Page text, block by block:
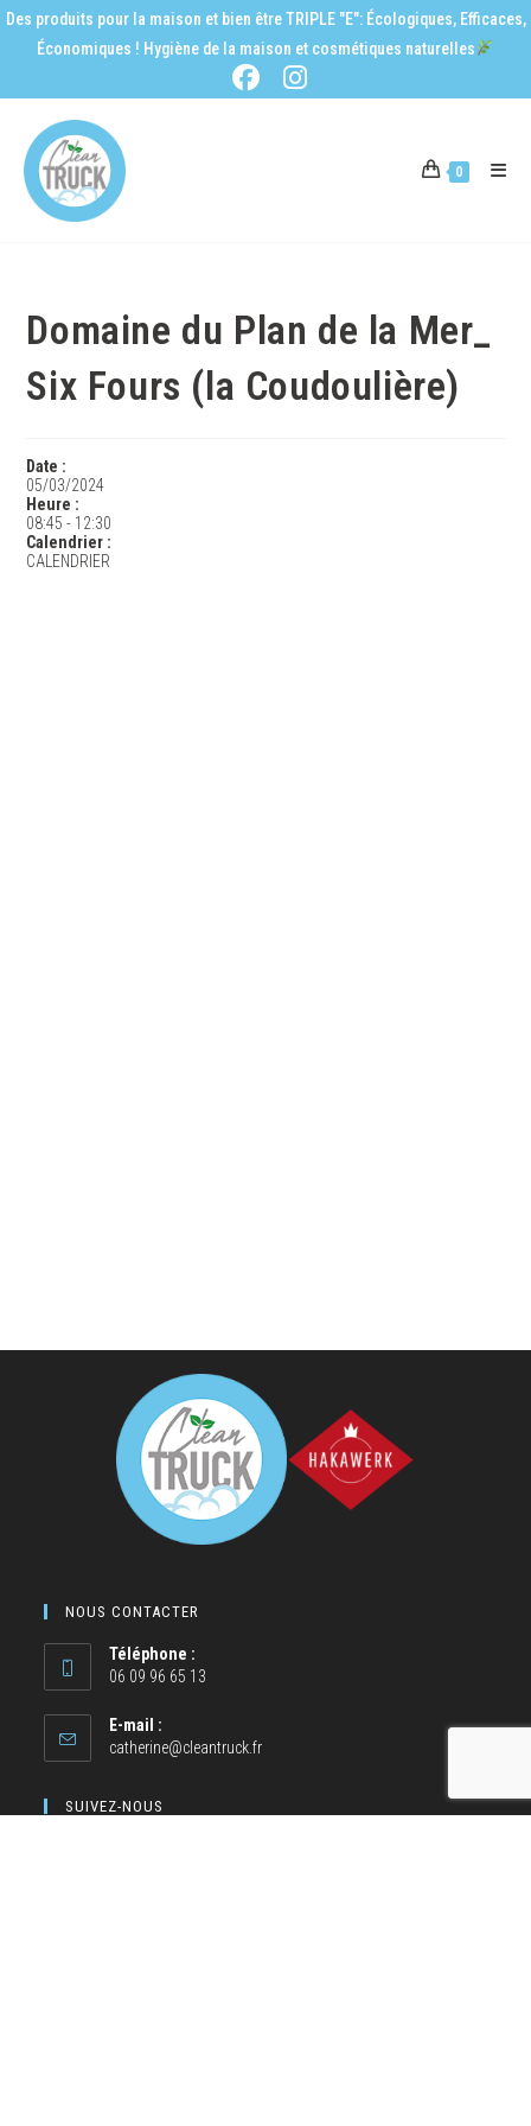
Des produits pour la maison et bien être TRIPLE "E": Écologiques, Efficaces,
Économiques ! Hygiène de la maison et cosmétiques naturelles
0
Domaine du Plan de la Mer_
Six Fours (la Coudoulière)
Date :
05/03/2024
Heure :
08:45 - 12:30
Calendrier :
CALENDRIER
NOUS CONTACTER
Téléphone :
06 09 96 65 13
E-mail :
catherine@cleantruck.fr
SUIVEZ-NOUS